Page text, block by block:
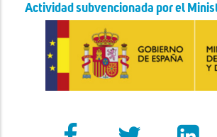
Actividad subvencionada por el